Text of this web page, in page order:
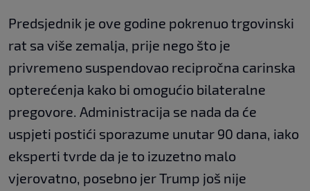
Predsjednik je ove godine pokrenuo trgovinski
rat sa više zemalja, prije nego što je
privremeno suspendovao recipročna carinska
opterećenja kako bi omogućio bilateralne
pregovore. Administracija se nada da će
uspjeti postići sporazume unutar 90 dana, iako
eksperti tvrde da je to izuzetno malo
vjerovatno, posebno jer Trump još nije